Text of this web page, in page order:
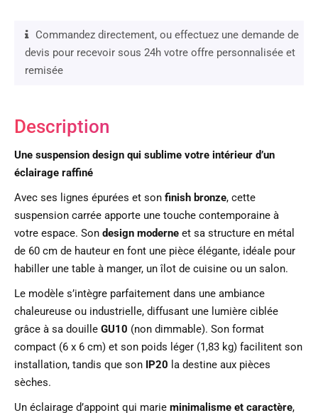
Commandez directement, ou effectuez une demande de
devis pour recevoir sous 24h votre offre personnalisée et
remisée
Description
Une suspension design qui sublime votre intérieur d’un
éclairage raffiné
Avec ses lignes épurées et son finish bronze, cette
suspension carrée apporte une touche contemporaine à
votre espace. Son design moderne et sa structure en métal
de 60 cm de hauteur en font une pièce élégante, idéale pour
habiller une table à manger, un îlot de cuisine ou un salon.
Le modèle s’intègre parfaitement dans une ambiance
chaleureuse ou industrielle, diffusant une lumière ciblée
grâce à sa douille GU10 (non dimmable). Son format
compact (6 x 6 cm) et son poids léger (1,83 kg) facilitent son
installation, tandis que son IP20 la destine aux pièces
sèches.
Un éclairage d’appoint qui marie minimalisme et caractère,